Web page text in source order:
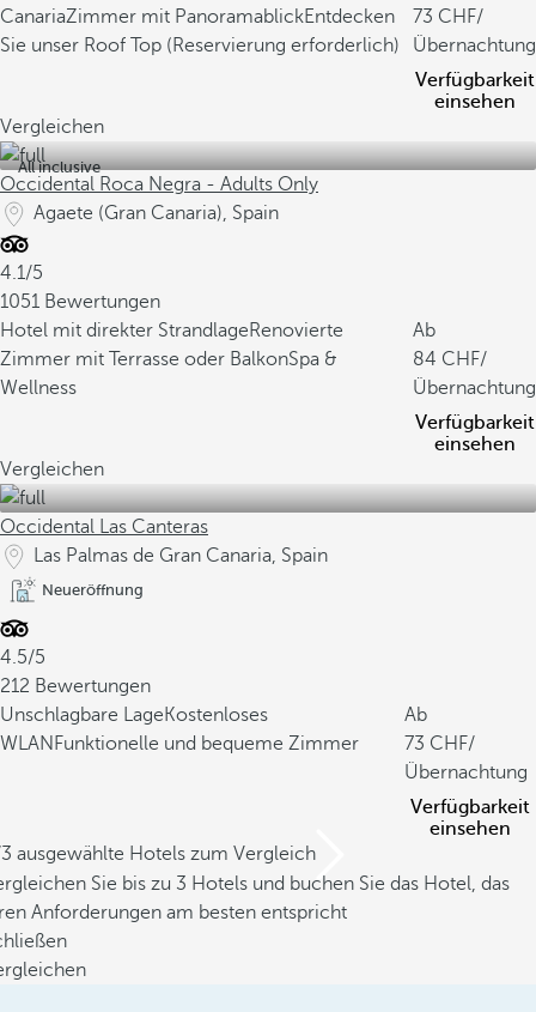
CanariaZimmer mit PanoramablickEntdecken
Sie unser Roof Top (Reservierung erforderlich)
73
/
Übernachtung
Verfügbarkeit
einsehen
Vergleichen
All inclusive
Occidental Roca Negra - Adults Only
Agaete (Gran Canaria), Spain
4.1/5
1051 Bewertungen
Hotel mit direkter StrandlageRenovierte
Zimmer mit Terrasse oder BalkonSpa &
Wellness
Ab
84
/
Übernachtung
Verfügbarkeit
einsehen
Vergleichen
Occidental Las Canteras
Las Palmas de Gran Canaria, Spain
Neueröffnung
4.5/5
212 Bewertungen
Unschlagbare LageKostenloses
WLAN Funktionelle und bequeme Zimmer
Ab
73
/
Übernachtung
Verfügbarkeit
einsehen
ausgewählte Hotels zum Vergleich
Sie bis zu 3 Hotels und buchen Sie das Hotel, das
Anforderungen am besten entspricht